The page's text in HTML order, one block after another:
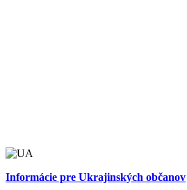
Informácie pre Ukrajinských občanov